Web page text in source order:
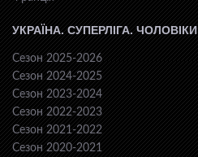
УКРАЇНА. СУПЕРЛІГА. ЧОЛОВІКИ
Сезон 2025-2026
Сезон 2024-2025
Сезон 2023-2024
Сезон 2022-2023
Сезон 2021-2022
Сезон 2020-2021